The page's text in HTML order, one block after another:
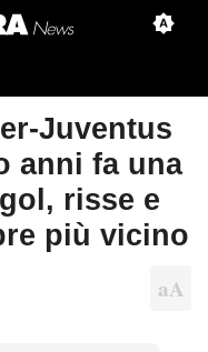
Juventus
anni fa una
risse e
più vicino